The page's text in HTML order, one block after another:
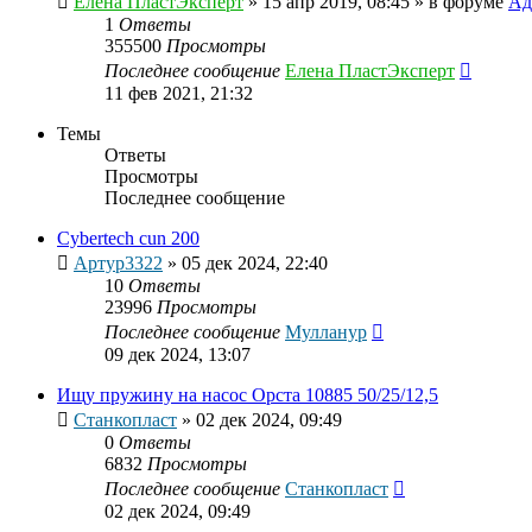
1 Ответы
355500 Просмотры
Последнее сообщение Елена ПластЭксперт
11 фев 2021, 21:32
Темы
Ответы
Просмотры
Последнее сообщение
Cybertech cun 200
Артур3322 » 05 дек 2024, 22:40
10 Ответы
23996 Просмотры
Последнее сообщение Мулланур
09 дек 2024, 13:07
Ищу пружину на насос Орста 10885 50/25/12,5
Станкопласт » 02 дек 2024, 09:49
0 Ответы
6832 Просмотры
Последнее сообщение Станкопласт
02 дек 2024, 09:49